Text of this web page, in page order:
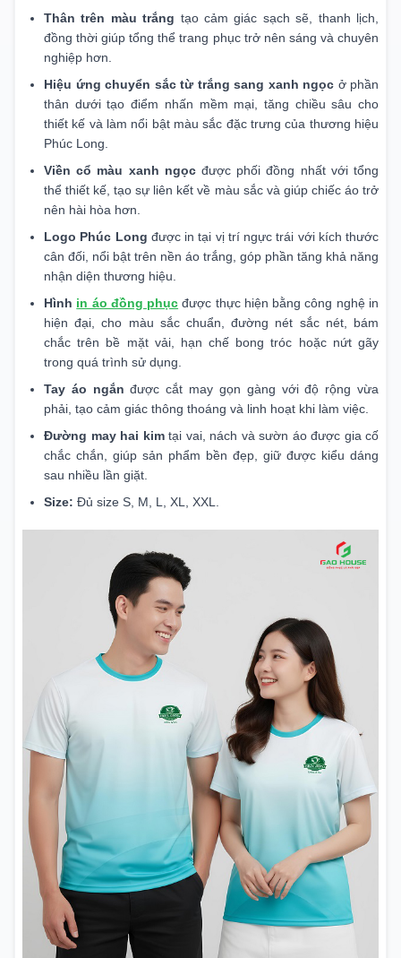
Thân trên màu trắng tạo cảm giác sạch sẽ, thanh lịch,
đồng thời giúp tổng thể trang phục trở nên sáng và chuyên
nghiệp hơn.
Hiệu ứng chuyển sắc từ trắng sang xanh ngọc ở phần
thân dưới tạo điểm nhấn mềm mại, tăng chiều sâu cho
thiết kế và làm nổi bật màu sắc đặc trưng của thương hiệu
Phúc Long.
Viền cổ màu xanh ngọcđược phối đồng nhất với tổng
thể thiết kế, tạo sự liên kết về màu sắc và giúp chiếc áo trở
nên hài hòa hơn.
Logo Phúc Long được in tại vị trí ngực trái với kích thước
cân đối, nổi bật trên nền áo trắng, góp phần tăng khả năng
nhận diện thương hiệu.
Hình in áo đồng phục được thực hiện bằng công nghệ in
hiện đại, cho màu sắc chuẩn, đường nét sắc nét, bám
chắc trên bề mặt vải, hạn chế bong tróc hoặc nứt gãy
trong quá trình sử dụng.
Tay áo ngắn được cắt may gọn gàng với độ rộng vừa
phải, tạo cảm giác thông thoáng và linh hoạt khi làm việc.
Đường may hai kimtại vai, nách và sườn áo được gia cố
chắc chắn, giúp sản phẩm bền đẹp, giữ được kiểu dáng
sau nhiều lần giặt.
Size: Đủ size S, M, L, XL, XXL.